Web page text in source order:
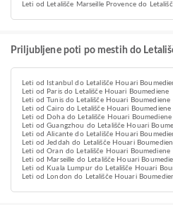
Leti od Letališče Marseille Provence do
Priljubljene poti po mestih do
Leti od Istanbul do Letališče Houari
Leti od Paris do Letališče Houari Boumediene
Leti od Tunis do Letališče Houari Boumediene
Leti od Cairo do Letališče Houari Boumediene
Leti od Doha do Letališče Houari Boumediene
Leti od Guangzhou do Letališče Houari
Leti od Alicante do Letališče Houari
Leti od Jeddah do Letališče Houari
Leti od Oran do Letališče Houari Boumediene
Leti od Marseille do Letališče Houari
Leti od Kuala Lumpur do Letališče Houari
Leti od London do Letališče Houari